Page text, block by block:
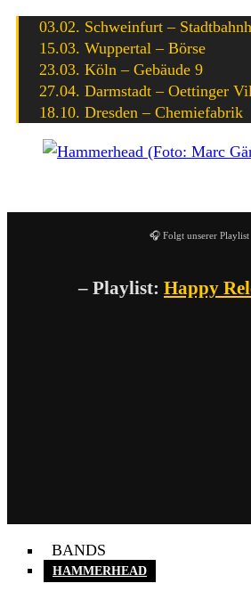
03.02. Schweinfurt –
15.03. Wuppertal – Börse
23.03. Köln – Gebäude 9
27.04. Darmstadt – Oettinger
18.10. Dresden – Chemiefabrik
🎧 Folgt unserer Playlist
– Playlist: Happy
BANDS
HAMMERHEAD